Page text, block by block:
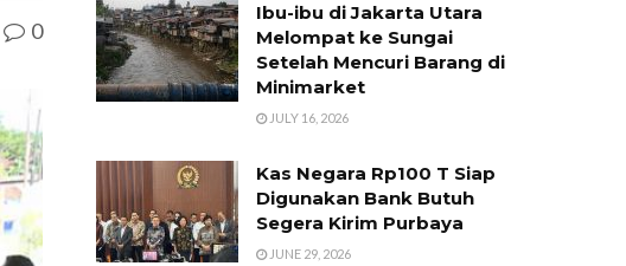
0
Ibu-ibu di Jakarta Utara
Melompat ke Sungai
Setelah Mencuri Barang di
Minimarket
JULY 16, 2026
Kas Negara Rp100 T Siap
Digunakan Bank Butuh
Segera Kirim Purbaya
JUNE 29, 2026